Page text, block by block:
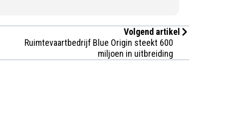
Volgend artikel
Ruimtevaartbedrijf Blue Origin steekt 600
miljoen in uitbreiding